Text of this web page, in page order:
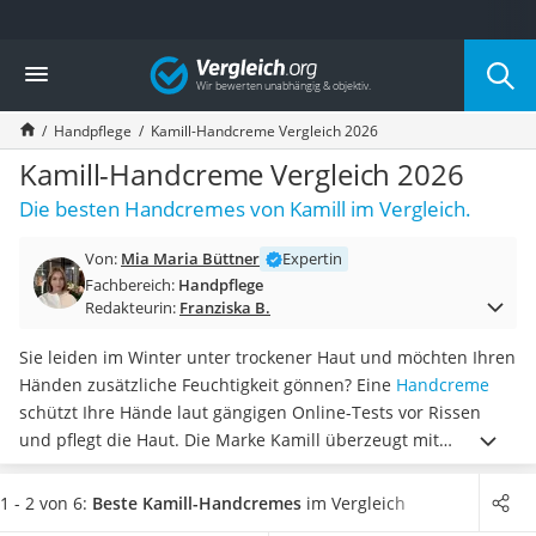
Die beliebtesten Vergleiche nach Kategorie
Drogerie
Inhalator
Haarschneider
Rollator
Braun Rasierer
Katzenklappe (Chip)
Masturbator
Massagepistole
Reisehaartrockner
Eiweißpulver
Magnesiumpräparat
Katzenklappe
Nackenmassagegerät
Zeckenschutz Katze
Vergleich
Handpflege Kamill-Handcreme Vergleich 2026
Kamill-Handcreme Vergleich 2026
Die besten Handcremes von Kamill im Vergleich.
Von: Mia Maria Büttner
Expertin
Fachbereich: Handpflege
Redakteurin: Franziska B.
Sie leiden im Winter unter trockener Haut und möchten Ihren
Händen zusätzliche Feuchtigkeit gönnen? Eine Handcreme
schützt Ihre Hände laut gängigen Online-Tests vor Rissen
und pflegt die Haut. Die Marke Kamill überzeugt mit
hochwertigen und hautverträglichen Handcremes. In dem
breiten Sortiment finden Sie unter anderem Kamill-
1 - 2 von 6: Beste Kamill-Handcremes im Vergleich